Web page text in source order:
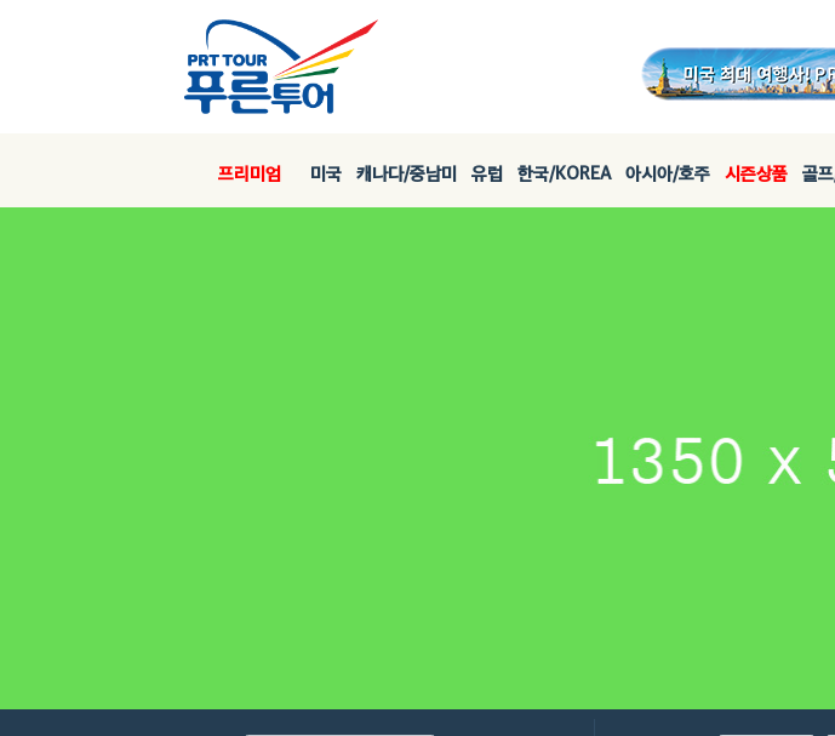
프리미엄 미국 캐나다/중남미 유럽 한국/KOREA 아시아/호주 시즌상품 골